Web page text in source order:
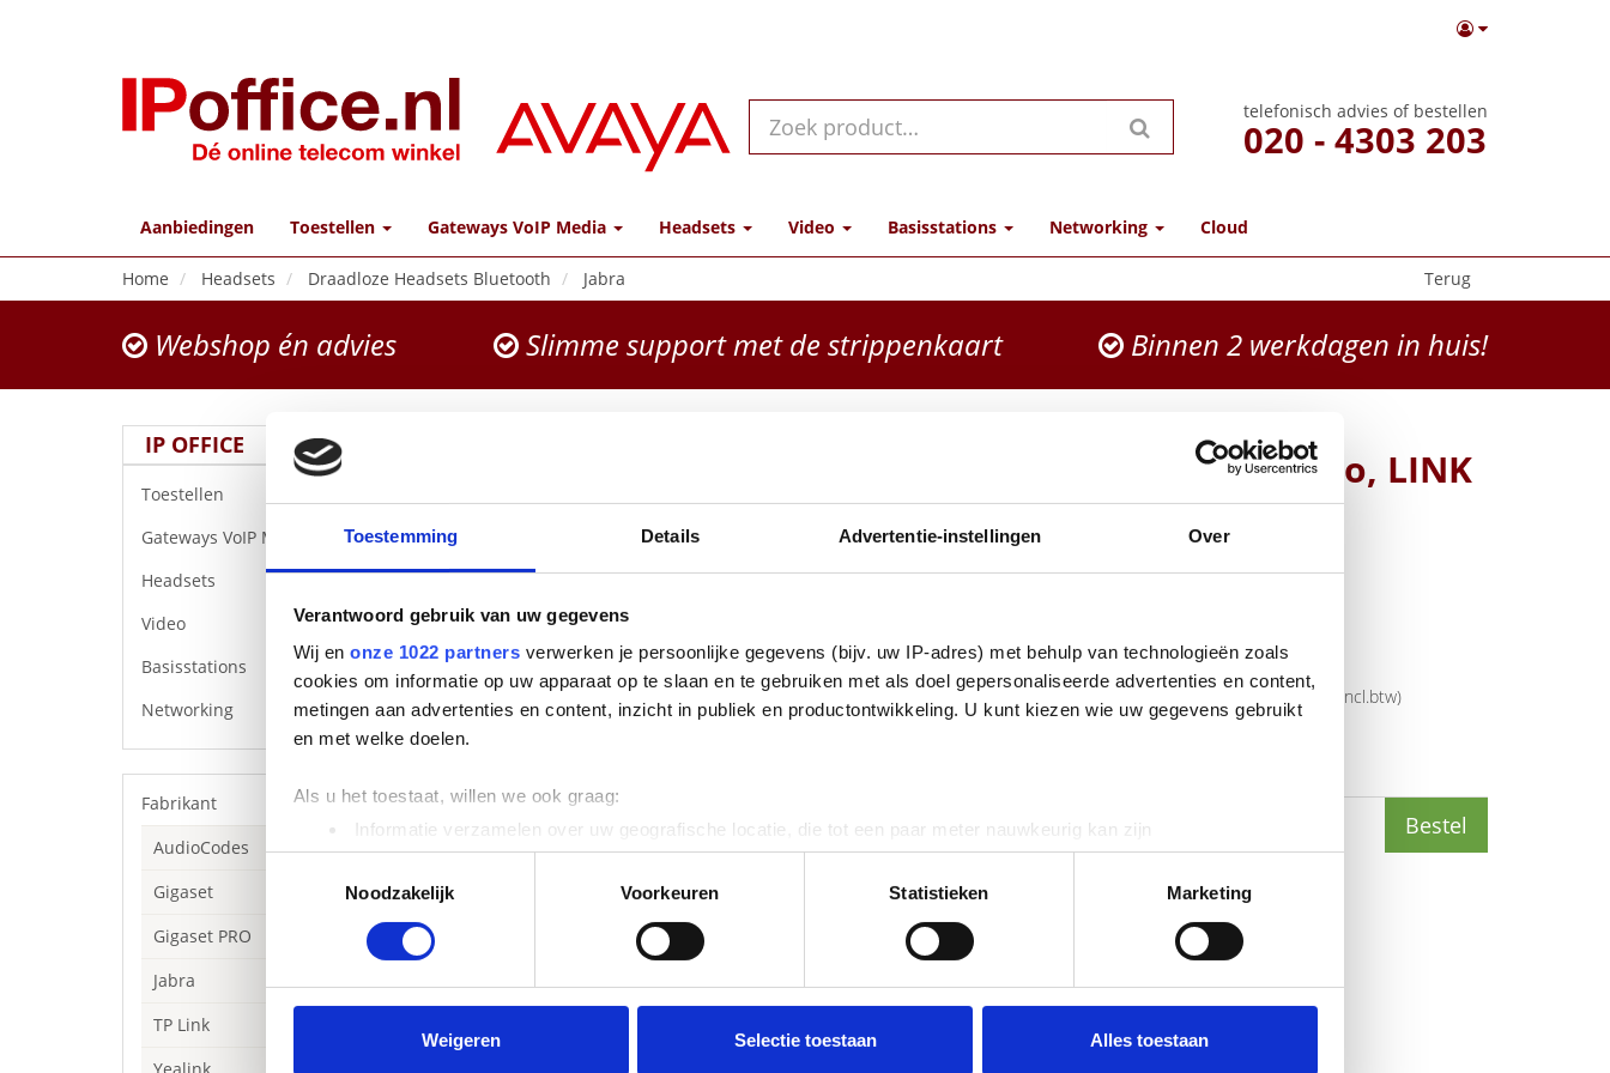
Toestemming Details Advertentie-instellingen Over
Verantwoord gebruik van uw gegevens
Wij en onze 1022 partners verwerken je persoonlijke gegevens (bijv. uw IP-adres) met behulp van technologieën zoals
cookies om informatie op uw apparaat op te slaan en te gebruiken met als doel gepersonaliseerde advertenties en content,
metingen aan advertenties en content, inzicht in publiek en productontwikkeling. U kunt kiezen wie uw gegevens gebruikt
en met welke doelen.
Als u het toestaat, willen we ook graag:
Informatie verzamelen over uw geografische locatie, die tot een paar meter nauwkeurig kan zijn
Uw apparaat identificeren door het actief te scannen op specifieke eigenschappen (fingerprinting)
Lees meer over hoe uw persoonlijke gegevens worden verwerkt en stel uw voorkeuren in het
detailgedeeltein. U kunt uw
toestemming op elk moment wijzigen of intrekken in de Cookieverklaring.
websiteverkeer te analyseren. Ook delen we informatie over uw gebruik van onze site met onze partners voor social
media, adverteren en analyse. Deze partners kunnen deze gegevens combineren met andere informatie die u aan ze heeft
Noodzakelijk
Voorkeuren Statistieken Marketing
Weigeren Selectie toestaan Alles toestaan
telefonisch advies of bestellen
020 - 4303 203
Aanbiedingen Toestellen Gateways VoIP Media Headsets Video Basisstations Networking Cloud
Terug
Home Headsets Draadloze Headsets Bluetooth Jabra
Webshop én advies Slimme support met de strippenkaart Binnen 2 werkdagen in huis!
IP OFFICE
Toestellen
Gateways VoIP Media
Headsets
Video
Basisstations
Networking
Fabrikant
AudioCodes
Gigaset
Gigaset PRO
Jabra
TP Link
Jabra Evolve3 65 Mono, LINK
390c, MS, Stand
Fabrikant
EAN code
5706991036817
Bruto advies prijs
€ 289,00 349, incl.btw)
Bestel